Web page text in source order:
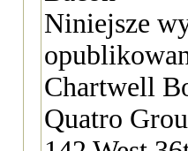
Niniejsze
Chartwell
Quatro